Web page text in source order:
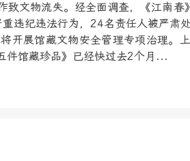
致文物流失。经全面调查，《江南春
违纪违法行为，24名责任人被严肃
开展馆藏文物安全管理专项治理。
件馆藏珍品》已经快过去2个月...